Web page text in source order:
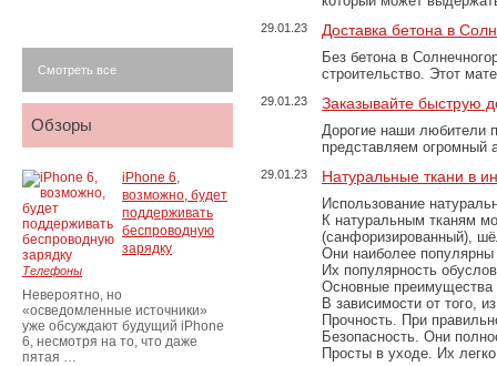
29.01.23 Доставка бетона в
Без бетона в
строительство. Этот
29.01.23 Заказывайте быструю
Дорогие наши любители
представляем огромный
29.01.23 Натуральные ткани в
Использование
К натуральным тканям
(санфоризированный),
Они наиболее популярны
Их популярность
Основные преимущества
В зависимости от того,
Прочность. При
Безопасность. Они
Просты в уходе. Их
Смотреть все
Обзоры
iPhone 6,
возможно, будет
поддерживать
беспроводную
зарядку
Телефоны
Невероятно, но
«осведомленные источники»
уже обсуждают будущий iPhone
6, несмотря на то, что даже
пятая …